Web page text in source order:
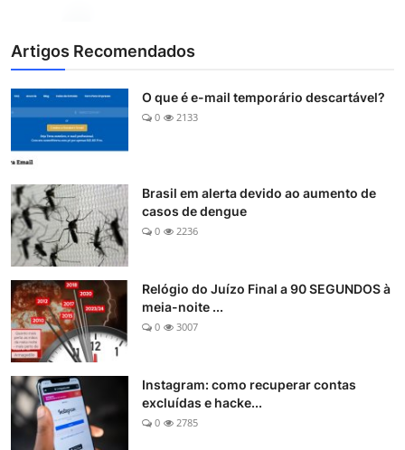
Artigos Recomendados
O que é e-mail temporário descartável?
0 2133
Brasil em alerta devido ao aumento de
casos de dengue
0 2236
Relógio do Juízo Final a 90 SEGUNDOS à
meia-noite ...
0 3007
Instagram: como recuperar contas
excluídas e hacke...
0 2785